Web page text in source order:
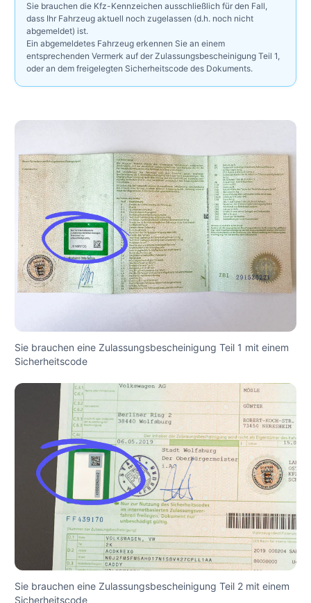
Sie brauchen die Kfz-Kennzeichen ausschließlich für den Fall,
dass Ihr Fahrzeug aktuell noch zugelassen (d.h. noch nicht
abgemeldet) ist.
Ein abgemeldetes Fahrzeug erkennen Sie an einem
entsprechenden Vermerk auf der Zulassungsbescheinigung Teil 1,
oder an dem freigelegten Sicherheitscode des Dokuments.
Sie brauchen eine Zulassungsbescheinigung Teil 1 mit einem
Sicherheitscode
Sie brauchen eine Zulassungsbescheinigung Teil 2 mit einem
Sicherheitscode